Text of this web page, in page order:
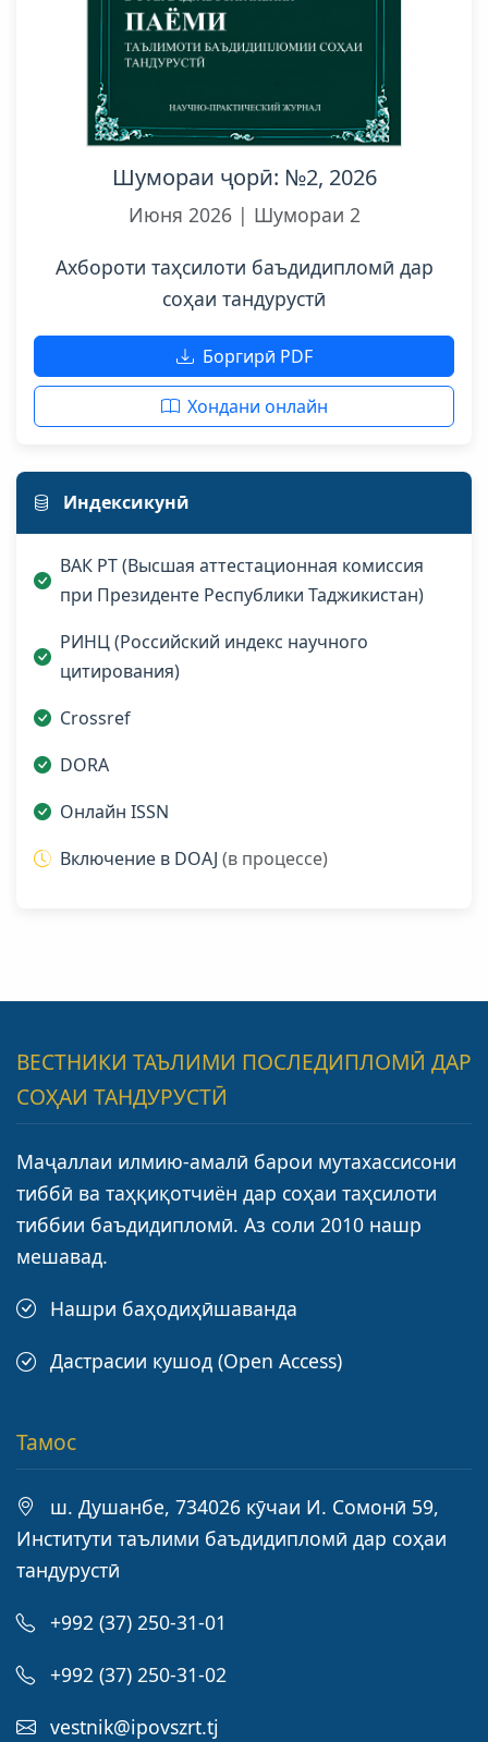
Шумораи ҷорӣ: №2, 2026
Июня 2026 | Шумораи 2
Ахбороти таҳсилоти баъдидипломӣ дар
соҳаи тандурустӣ
Боргирӣ PDF
Хондани онлайн
Индексикунӣ
ВАК РТ (Высшая аттестационная комиссия
при Президенте Республики Таджикистан)
РИНЦ (Российский индекс научного
цитирования)
Crossref
DORA
Онлайн ISSN
Включение в DOAJ (в процессе)
ВЕСТНИКИ ТАЪЛИМИ ПОСЛЕДИПЛОМӢ ДАР
СОҲАИ ТАНДУРУСТӢ
Маҷаллаи илмию-амалӣ барои мутахассисони
тиббӣ ва таҳқиқотчиён дар соҳаи таҳсилоти
тиббии баъдидипломӣ. Аз соли 2010 нашр
мешавад.
Нашри баҳодиҳӣшаванда
Дастрасии кушод (Open Access)
Тамос
ш. Душанбе, 734026 кӯчаи И. Сомонӣ 59,
Институти таълими баъдидипломӣ дар соҳаи
тандурустӣ
+992 (37) 250-31-01
+992 (37) 250-31-02
vestnik@ipovszrt.tj